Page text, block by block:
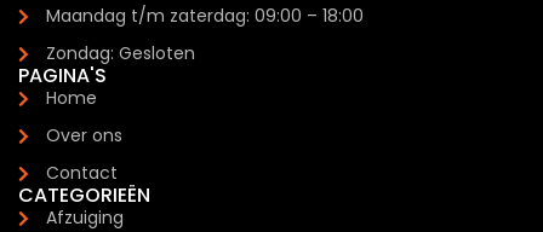
Maandag t/m zaterdag: 09:00 – 18:00
Zondag: Gesloten
PAGINA'S
Home
Over ons
Contact
CATEGORIEËN
Afzuiging